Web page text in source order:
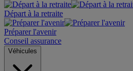
Départ à la retraite
Préparer l'avenir
Conseil assurance
Véhicules